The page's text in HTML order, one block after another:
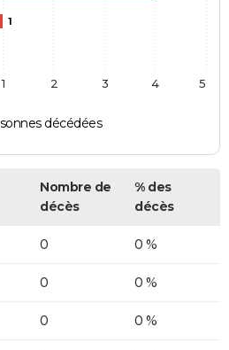
1
décédées
1 2 3 4 5
Nombre de
décès
% des
décès
0 0 %
0 0 %
0 0 %